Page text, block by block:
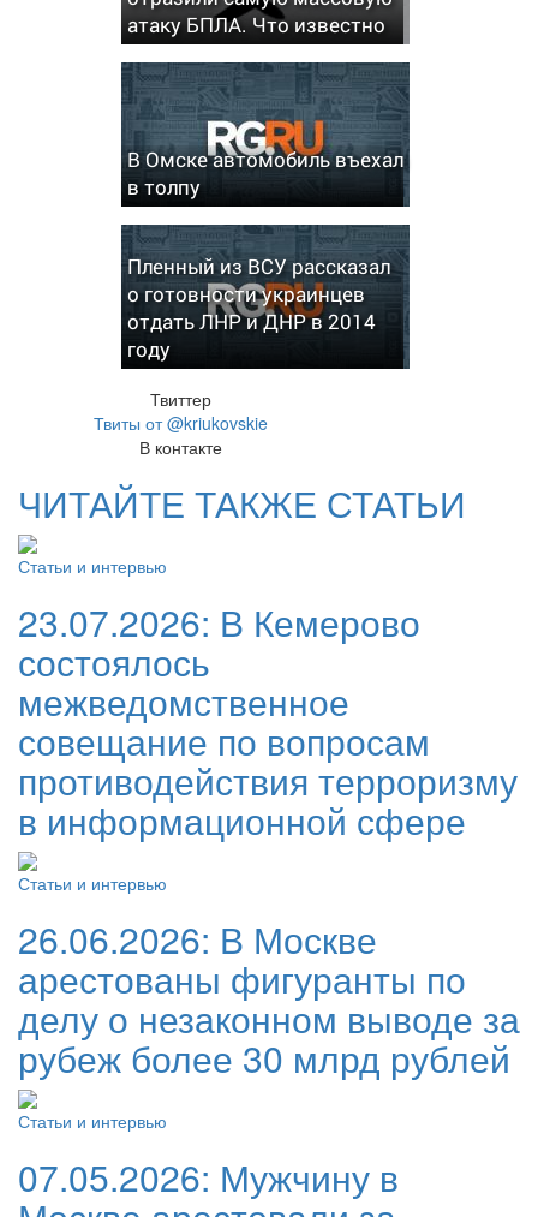
атаку БПЛА. Что известно
В Омске автомобиль въехал
в толпу
Пленный из ВСУ рассказал
о готовности украинцев
отдать ЛНР и ДНР в 2014
году
Твиттер
Твиты от @kriukovskie
В контакте
ЧИТАЙТЕ ТАКЖЕ СТАТЬИ
Статьи и интервью
23.07.2026: В Кемерово
состоялось
межведомственное
совещание по вопросам
противодействия терроризму
в информационной сфере
Статьи и интервью
26.06.2026: В Москве
арестованы фигуранты по
делу о незаконном выводе за
рубеж более 30 млрд рублей
Статьи и интервью
07.05.2026: Мужчину в